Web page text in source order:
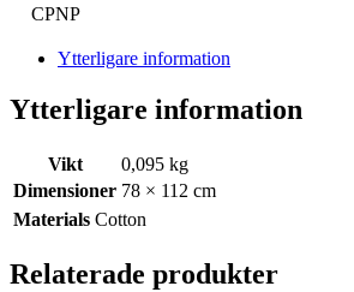
CPNP
Ytterligare information
Ytterligare information
Vikt
0,095 kg
Dimensioner 78 × 112 cm
Materials Cotton
Relaterade produkter